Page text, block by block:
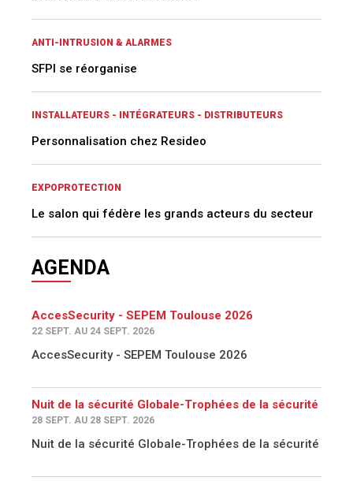
ANTI-INTRUSION & ALARMES
SFPI se réorganise
INSTALLATEURS - INTÉGRATEURS - DISTRIBUTEURS
Personnalisation chez Resideo
EXPOPROTECTION
Le salon qui fédère les grands acteurs du secteur
AGENDA
AccesSecurity - SEPEM Toulouse 2026
22 SEPT. AU 24 SEPT. 2026
AccesSecurity - SEPEM Toulouse 2026
Nuit de la sécurité Globale-Trophées de la sécurité
28 SEPT. AU 28 SEPT. 2026
Nuit de la sécurité Globale-Trophées de la sécurité